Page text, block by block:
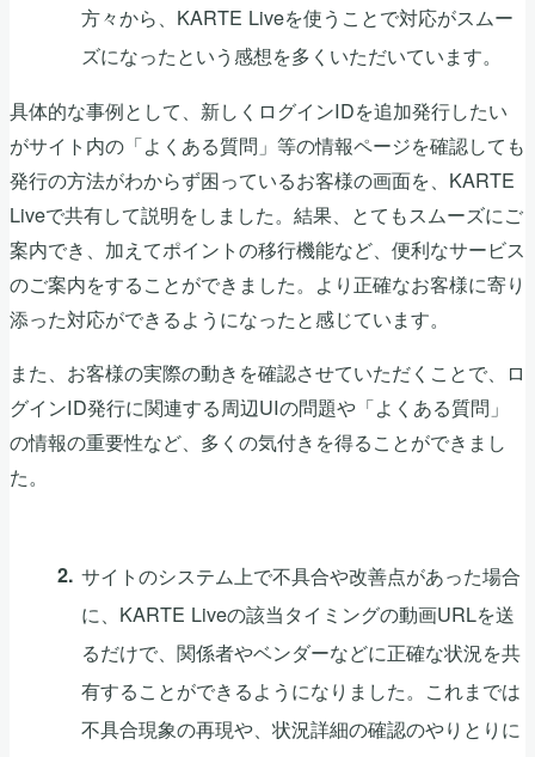
方々から、KARTE Liveを使うことで対応がスムー
ズになったという感想を多くいただいています。
具体的な事例として、新しくログインIDを追加発行したい
がサイト内の「よくある質問」等の情報ページを確認しても
発行の方法がわからず困っているお客様の画面を、KARTE
Liveで共有して説明をしました。結果、とてもスムーズにご
案内でき、加えてポイントの移行機能など、便利なサービス
のご案内をすることができました。より正確なお客様に寄り
添った対応ができるようになったと感じています。
また、お客様の実際の動きを確認させていただくことで、ロ
グインID発行に関連する周辺UIの問題や「よくある質問」
の情報の重要性など、多くの気付きを得ることができまし
た。
サイトのシステム上で不具合や改善点があった場合
に、KARTE Liveの該当タイミングの動画URLを送
るだけで、関係者やベンダーなどに正確な状況を共
有することができるようになりました。これまでは
不具合現象の再現や、状況詳細の確認のやりとりに